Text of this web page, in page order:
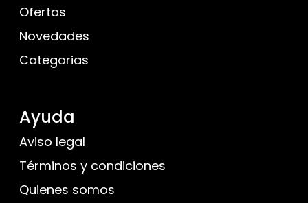
Ofertas
Novedades
Categorias
Ayuda
Aviso legal
Términos y condiciones
Quienes somos